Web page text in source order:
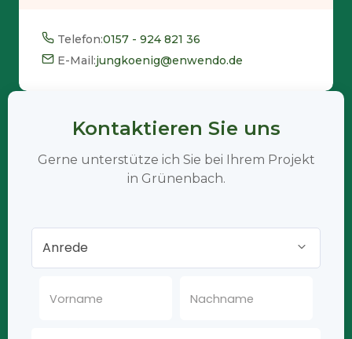
Telefon:0157 - 924 821 36
E-Mail:jungkoenig@enwendo.de
Kontaktieren Sie uns
Gerne unterstütze ich Sie bei Ihrem Projekt
in Grünenbach.